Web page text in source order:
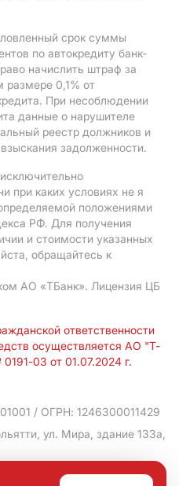
срок суммы
по автокредиту банк-
начислить штраф за
размере 0,1% от
При несоблюдении
данные о нарушителе
реестр должников и
задолженности.
при каких условиях не я
положениями
РФ. Для получения
и стоимости указанных
обращайтесь к
АO «ТБанк». Лицензия ЦБ
ответственности
осуществляется АО "Т-
03 от 01.07.2024 г.
/ ОГРН: 1246300011429
ул. Мира, здание 133а,
персональных данных